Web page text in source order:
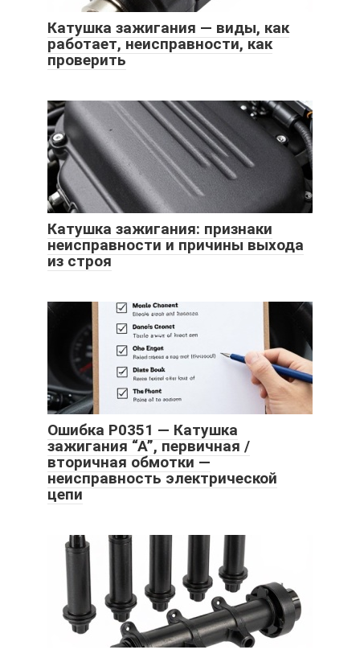
Катушка зажигания — виды, как
работает, неисправности, как
проверить
Катушка зажигания: признаки
неисправности и причины выхода
из строя
Ошибка P0351 — Катушка
зажигания “А”, первичная /
вторичная обмотки —
неисправность электрической
цепи